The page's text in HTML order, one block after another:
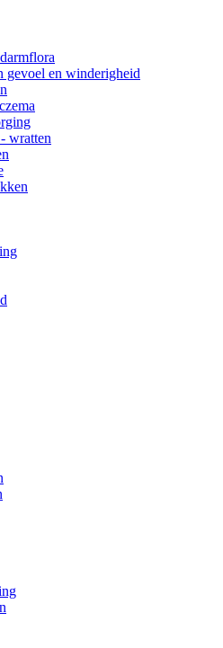
gevoel en winderigheid
wratten